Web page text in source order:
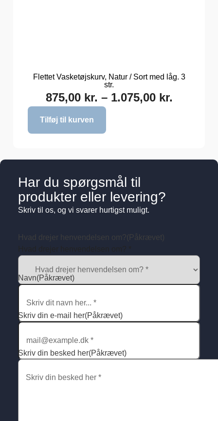
Flettet Vasketøjskurv, Natur / Sort med låg. 3
str.
875,00 kr. – 1.075,00 kr.
Tilføj til kurven
Har du spørgsmål til
produkter eller levering?
Skriv til os, og vi svarer hurtigst muligt.
Hvad drejer henvendelsen om?(Påkrævet)
Navn(Påkrævet)
Skriv din e-mail her(Påkrævet)
Skriv din besked her(Påkrævet)